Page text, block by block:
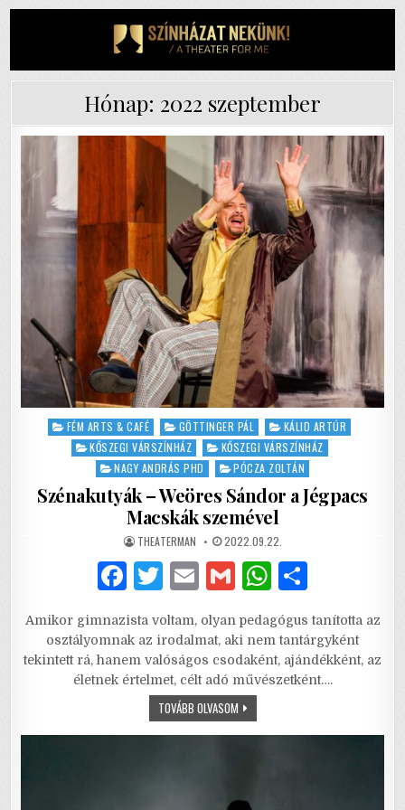
Hónap: 2022 szeptember
Posted
FÉM ARTS & CAFÉ GÖTTINGER PÁL
KÁLID ARTÚR
KŐSZEGI VÁRSZÍNHÁZ
KŐSZEGI VÁRSZÍNHÁZ
NAGY ANDRÁS PHD
PÓCZA ZOLTÁN
Szénakutyák – Weöres Sándor a Jégpacs
Macskák szemével
AUTHOR:
THEATERMAN PUBLISHED
DATE:
2022.09.22.
F
c
e
b
T
it
te
r
E
ai
l
G
ai
l
W
at
s
A
ar
e
Amikor gimnazista voltam, olyan pedagógus tanította az
osztályomnak az irodalmat, aki nem tantárgyként
tekintett rá, hanem valóságos csodaként, ajándékként, az
életnek értelmet, célt adó művészetként….
TOVÁBB OLVASOMSZÉNAKUTYÁK
–
WEÖRES